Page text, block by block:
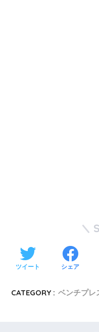
ツイート シェア
CATEGORY : ベンチプレ